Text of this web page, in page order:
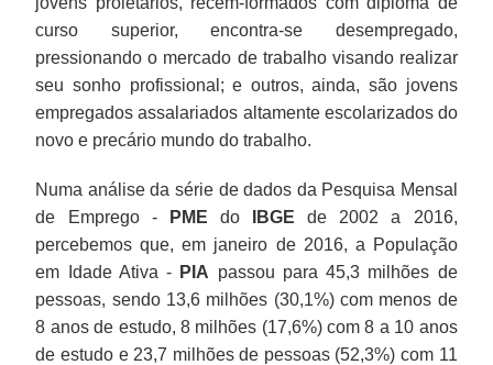
curso superior, encontra-se desempregado,
pressionando o mercado de trabalho visando realizar
seu sonho profissional; e outros, ainda, são jovens
empregados assalariados altamente escolarizados do
novo e precário mundo do trabalho.
Numa análise da série de dados da Pesquisa Mensal
de Emprego -
PME do IBGE de 2002 a 2016,
percebemos que, em janeiro de 2016, a População
em Idade Ativa - PIA passou para 45,3 milhões de
pessoas, sendo 13,6 milhões (30,1%) com menos de
8 anos de estudo, 8 milhões (17,6%) com 8 a 10 anos
de estudo e 23,7 milhões de pessoas (52,3%) com 11